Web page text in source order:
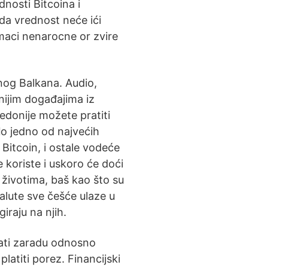
Bitcoina i
vrednost neće ići
nenarocne or zvire
Balkana. Audio,
događajima iz
možete pratiti
jedno od najvećih
i ostale vodeće
koriste i uskoro će doći
baš kao što su
sve češće ulaze u
na njih.
zaradu odnosno
porez. Financijski